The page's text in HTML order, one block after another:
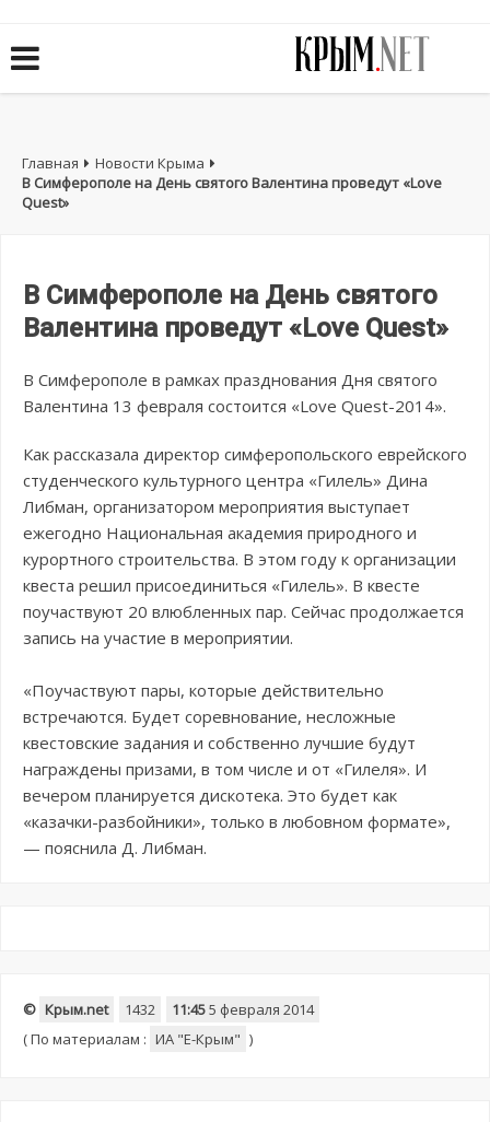
Главная
Новости Крыма
В Симферополе на День святого Валентина проведут «Love
Quest»
В Симферополе на День святого
Валентина проведут «Love Quest»
В Симферополе в рамках празднования Дня святого
Валентина 13 февраля состоится «Love Quest-2014».
Как рассказала директор симферопольского еврейского
студенческого культурного центра «Гилель» Дина
Либман, организатором мероприятия выступает
ежегодно Национальная академия природного и
курортного строительства. В этом году к организации
квеста решил присоединиться «Гилель». В квесте
поучаствуют 20 влюбленных пар. Сейчас продолжается
запись на участие в мероприятии.
«Поучаствуют пары, которые действительно
встречаются. Будет соревнование, несложные
квестовские задания и собственно лучшие будут
награждены призами, в том числе и от «Гилеля». И
вечером планируется дискотека. Это будет как
«казачки-разбойники», только в любовном формате»,
— пояснила Д. Либман.
© Крым.net 1432 11:455 февраля 2014
(По материалам : ИА "E-Крым" )